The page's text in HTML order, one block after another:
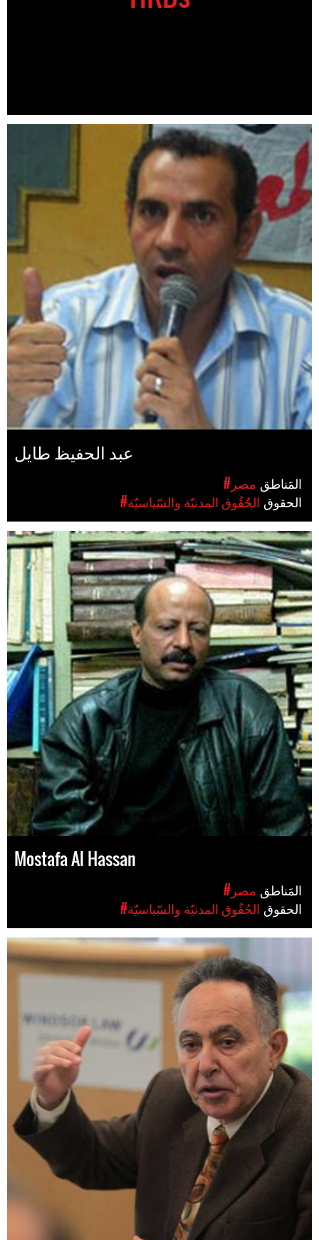
عبد الحفيظ طايل
#مصر
#الحُقُوق المدنيّة والسّياسيّة
Mostafa Al Hassan
#مصر
#الحُقُوق المدنيّة والسّياسيّة